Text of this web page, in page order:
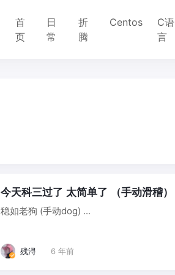
首
页
日
常
折
腾
Centos
C语
言
今天科三过了 太简单了 （手动滑稽）
稳如老狗 (手动dog) ...
残浔 6 年前